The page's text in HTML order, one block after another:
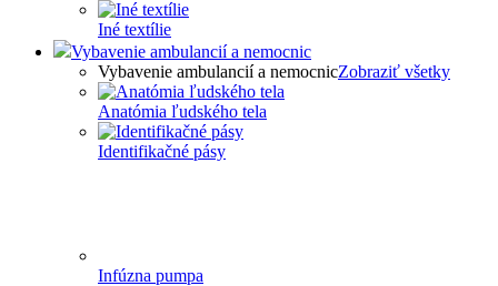
Iné textílie
Vybavenie ambulancií a nemocnic
Vybavenie ambulancií a nemocnicZobraziť všetky
Anatómia ľudského tela
Identifikačné pásy
Infúzna pumpa